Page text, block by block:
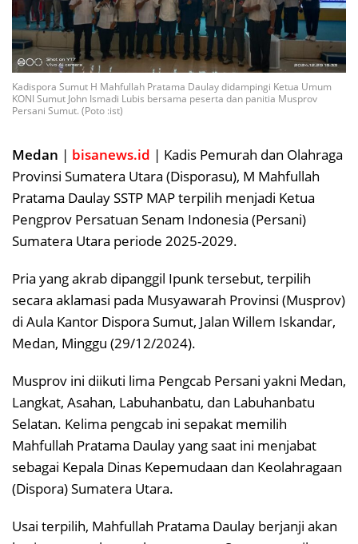
Kadispora Sumut H Mahfullah Pratama Daulay didampingi Ketua Umum
KONI Sumut John Ismadi Lubis bersama peserta dan panitia Musprov
Persani Sumut. (Poto :ist)
Medan | bisanews.id | Kadis Pemurah dan Olahraga
Provinsi Sumatera Utara (Disporasu), M Mahfullah
Pratama Daulay SSTP MAP terpilih menjadi Ketua
Pengprov Persatuan Senam Indonesia (Persani)
Sumatera Utara periode 2025-2029.
Pria yang akrab dipanggil Ipunk tersebut, terpilih
secara aklamasi pada Musyawarah Provinsi (Musprov)
di Aula Kantor Dispora Sumut, Jalan Willem Iskandar,
Medan, Minggu (29/12/2024).
Musprov ini diikuti lima Pengcab Persani yakni Medan,
Langkat, Asahan, Labuhanbatu, dan Labuhanbatu
Selatan. Kelima pengcab ini sepakat memilih
Mahfullah Pratama Daulay yang saat ini menjabat
sebagai Kepala Dinas Kepemudaan dan Keolahragaan
(Dispora) Sumatera Utara.
Usai terpilih, Mahfullah Pratama Daulay berjanji akan